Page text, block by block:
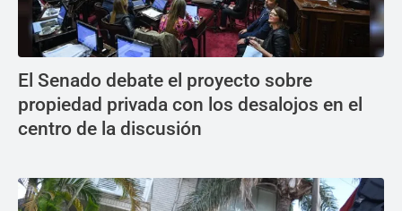
El Senado debate el proyecto sobre
propiedad privada con los desalojos en el
centro de la discusión